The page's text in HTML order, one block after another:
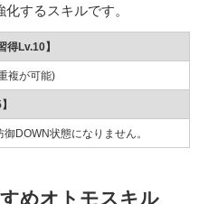
するスキルです。
得Lv.10】
複が可能)
DOWN状態になりません。
めオトモスキル